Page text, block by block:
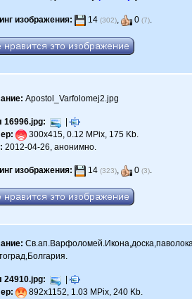
изображения: 14(302), 0(7).
Apostol_Varfolomej2.jpg
16996.jpg:
|
300x415, 0.12 MPix, 175 Kb.
2012-04-26, анонимно.
изображения: 14(323), 0(3).
24910.jpg:
|
892x1152, 1.03 MPix, 240 Kb.